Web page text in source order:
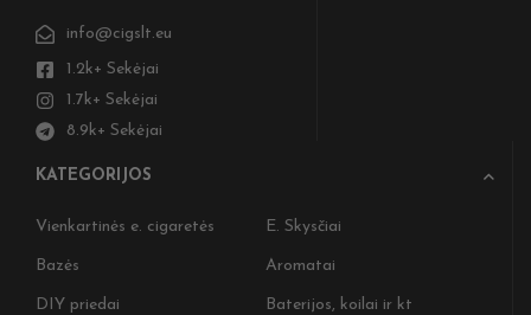
info@cigslt.eu
1.2k+ Sekėjai
1.7k+ Sekėjai
8.9k+ Sekėjai
KATEGORIJOS
Vienkartinės e. cigaretės E. Skysčiai
Bazės Aromatai
DIY priedai Baterijos, koilai ir kt